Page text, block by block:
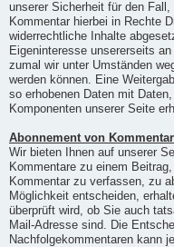
unserer Sicherheit für den
Kommentar hierbei in Rechte
widerrechtliche Inhalte
Eigeninteresse unsererseits
zumal wir unter Umständen
werden können. Eine
so erhobenen Daten mit
Komponenten unserer Seite
Abonnement von
Wir bieten Ihnen auf unserer
Kommentare zu einem
Kommentar zu verfassen, zu
Möglichkeit entscheiden,
überprüft wird, ob Sie auch
Mail-Adresse sind. Die
Nachfolgekommentaren kann